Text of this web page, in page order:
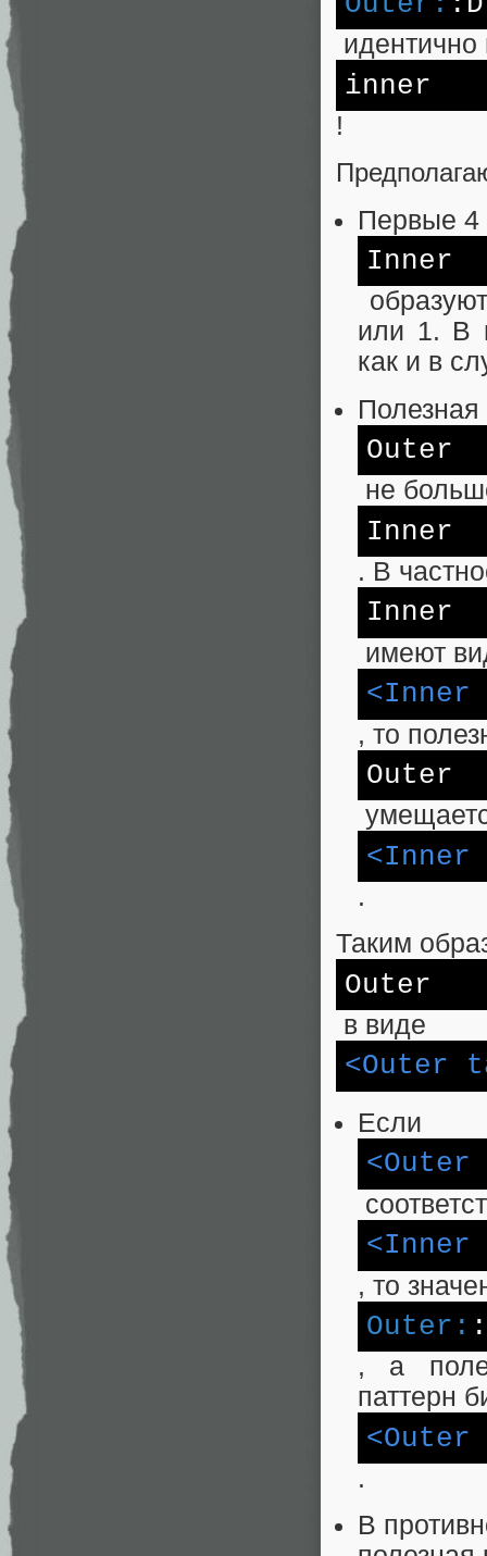
inner
!
Первые 4
Inner
или 1. В
как и в
Полезная
Outer
не
Inner
. В
Inner
имеют
<Inner
, то
Outer
<Inner
.
Таким
Outer
в виде
<Outer
Если
<Outer
<Inner
, то
Outer:
, а
паттерн
<Outer
.
В